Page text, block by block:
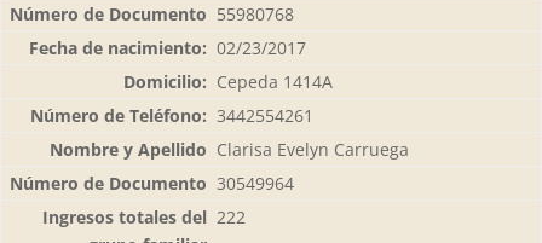
55980768
02/23/2017
Cepeda 1414A
3442554261
Clarisa Evelyn Carruega
30549964
222